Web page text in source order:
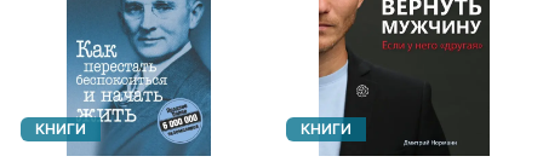
КНИГИ КНИГИ